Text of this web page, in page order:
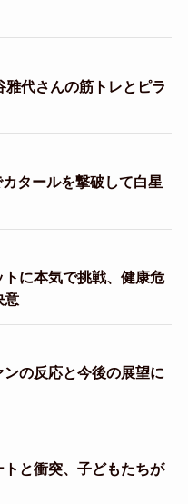
代さんの筋トレとピラ
タールを撃破して白星
に本気で挑戦、健康危
意
の反応と今後の展望に
と衝突、子どもたちが